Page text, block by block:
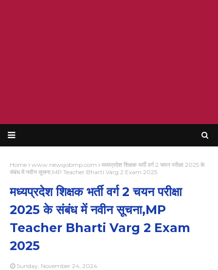
Home www.newsjobmp.com
मध्यप्रदेश शिक्षक भर्ती वर्ग 2 चयन परीक्षा 2025 के
संबंध में नवीन सूचना,MP Teacher Bharti Varg 2 Exam 2025
मध्यप्रदेश शिक्षक भर्ती वर्ग 2 चयन परीक्षा
2025 के संबंध में नवीन सूचना,MP
Teacher Bharti Varg 2 Exam
2025
Sunday, November 24, 2024